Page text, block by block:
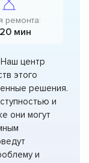
ремонта:
мин
центр
этого
решения.
и
они могут
и